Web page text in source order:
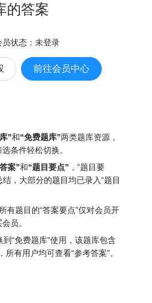
的答案
状态： 未登录
前往会员中心
”和“免费题库”两类题库资源，
条件轻松切换。
案”和“题目要点” ，“题目要
结，大部分的题目均已录入“题目
有题目的“答案要点”仅对会员开
员。
“免费题库”使用，该题库包含
，所有用户均可查看“参考答案”。